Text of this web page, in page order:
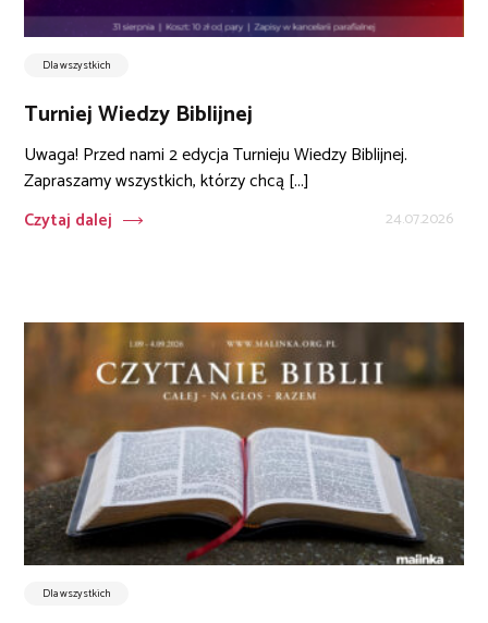
Dla wszystkich
Turniej Wiedzy Biblijnej
Uwaga! Przed nami 2 edycja Turnieju Wiedzy Biblijnej.
Zapraszamy wszystkich, którzy chcą [...]
Czytaj dalej
24.07.2026
Dla wszystkich